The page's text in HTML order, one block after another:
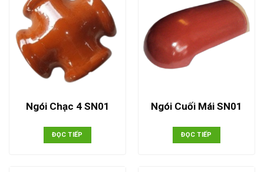
Ngói Chạc 4 SN01
ĐỌC TIẾP
Ngói Cuối Mái SN01
ĐỌC TIẾP